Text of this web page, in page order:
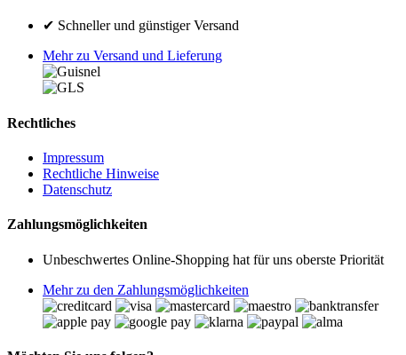
✔ Schneller und günstiger Versand
Mehr zu Versand und Lieferung
Rechtliches
Impressum
Rechtliche Hinweise
Datenschutz
Zahlungsmöglichkeiten
Unbeschwertes Online-Shopping hat für uns oberste Priorität
Mehr zu den Zahlungsmöglichkeiten